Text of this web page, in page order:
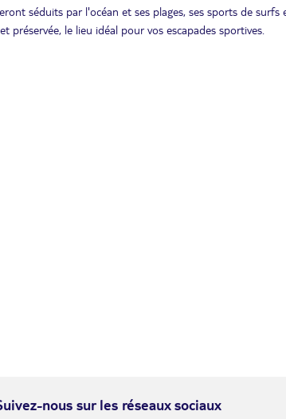
séduits par l'océan et ses plages, ses sports de surfs
le lieu idéal pour vos escapades sportives.
nous sur les réseaux sociaux